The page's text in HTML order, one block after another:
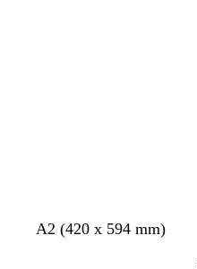
g
a
g
p
A2 (420 x 594 mm)